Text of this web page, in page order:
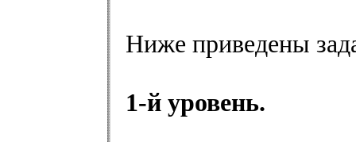
Ниже приведены
1-й уровень.